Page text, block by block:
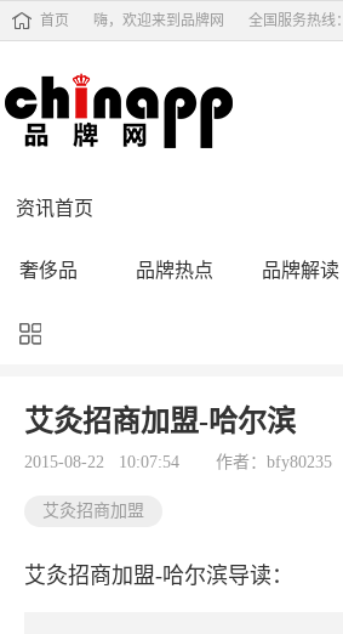
首页 嗨，欢迎来到品牌网 全国服务热线：
资讯首页
奢侈品 品牌热点 品牌解读
品牌黑榜
品牌导购 专家点评 精彩点评
艾灸招商加盟-哈尔滨
2015-08-22 10:07:54 作者：bfy80235
艾灸招商加盟
艾灸招商加盟-哈尔滨导读：